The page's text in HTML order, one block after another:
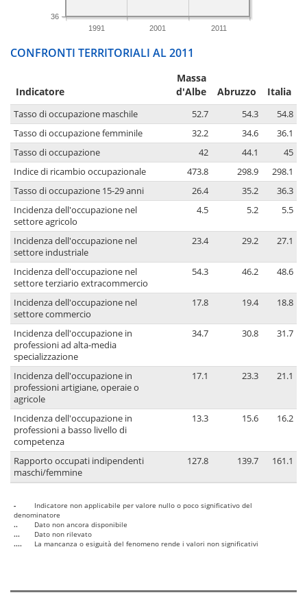
1991 2001 2011
36
CONFRONTI TERRITORIALI AL 2011
Indicatore
Massa
d'Albe
Abruzzo Italia
Tasso di occupazione maschile 52.7 54.3
54.8
Tasso di occupazione femminile
32.2 34.6
36.1
Tasso di occupazione
42 44.1
45
Indice di ricambio occupazionale
473.8 298.9
298.1
Tasso di occupazione 15-29 anni
26.4 35.2
36.3
Incidenza dell'occupazione nel
settore agricolo
4.5 5.2 5.5
Incidenza dell'occupazione nel
settore industriale
23.4 29.2 27.1
Incidenza dell'occupazione nel
settore terziario extracommercio
54.3 46.2 48.6
Incidenza dell'occupazione nel
settore commercio
17.8 19.4 18.8
Incidenza dell'occupazione in
professioni ad alta-media
specializzazione
34.7 30.8 31.7
Incidenza dell'occupazione in
professioni artigiane, operaie o
agricole
17.1 23.3 21.1
Incidenza dell'occupazione in
professioni a basso livello di
competenza
13.3 15.6 16.2
Rapporto occupati indipendenti
maschi/femmine
127.8 139.7 161.1
-
Indicatore non applicabile per valore nullo o poco significativo del
denominatore
..
Dato non ancora disponibile
...
Dato non rilevato
....
La mancanza o esiguità del fenomeno rende i valori non significativi